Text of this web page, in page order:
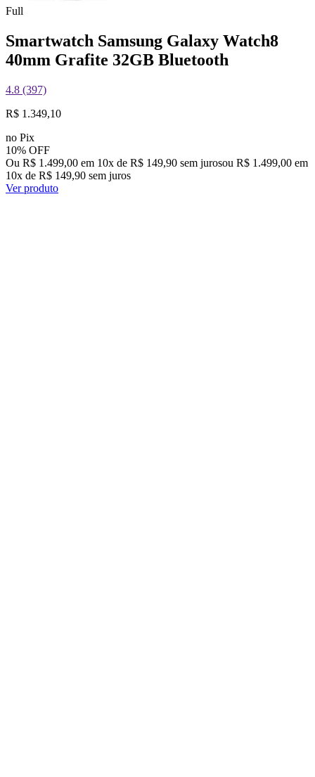
Full
Smartwatch Samsung Galaxy Watch8
40mm Grafite 32GB Bluetooth
4.8 (397)
R$ 1.349,10
no Pix
10% OFF
Ou R$ 1.499,00 em 10x de R$ 149,90 sem jurosou R$ 1.499,00 em
10x de R$ 149,90 sem juros
Ver produto